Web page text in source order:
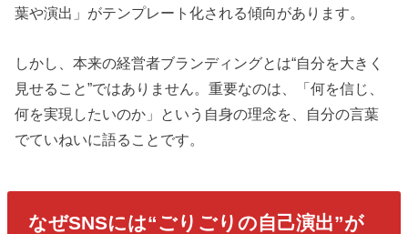
葉や演出」がテンプレート化される傾向があります。
しかし、本来の経営者ブランディングとは“自分を大きく
見せること”ではありません。重要なのは、「何を信じ、
何を実現したいのか」という自身の理念を、自分の言葉
でていねいに語ることです。
なぜSNSには“ごりごりの自己演出”が